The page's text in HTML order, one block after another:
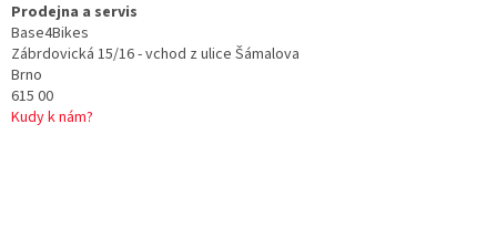
Prodejna a servis
Base4Bikes
Zábrdovická 15/16 - vchod z ulice Šámalova
Brno
615 00
Kudy k nám?